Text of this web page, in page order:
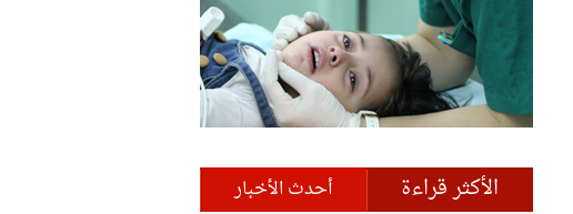
الأكثر قراءة أحدث الأخبار